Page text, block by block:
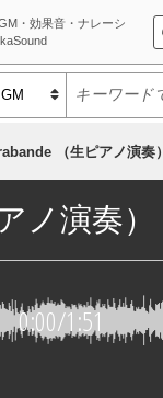
・効果音・ナレーシ
（生ピアノ演奏）
ノ演奏）
0:00/1:51